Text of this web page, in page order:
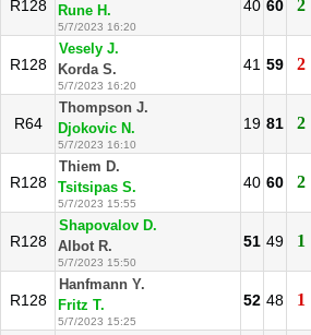
R128
Rune H.
5/7/2023 16:20
40 60 2
R128
Vesely J.
Korda S.
5/7/2023 16:20
41 59 2
R64
Thompson J.
Djokovic N.
5/7/2023 16:10
19 81 2
R128
Thiem D.
Tsitsipas S.
5/7/2023 15:55
40 60 2
R128
Shapovalov D.
Albot R.
5/7/2023 15:50
51 49 1
R128
Hanfmann Y.
Fritz T.
5/7/2023 15:25
52 48 1